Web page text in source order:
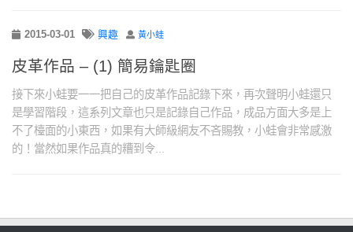
2015-03-01 興趣 黃小蛙
皮革作品 – (1) 簡易鑰匙圈
接下來小蛙要一一把自己的皮革作品記錄下來，再次聲明小蛙還只
是學習階段，這系列文章也只是記錄自己作品，成品方面大多是上
不了檯面的小東西，如果有大師級網友不吝賜教，小蛙會非常感激
的！當然如果作品真的糟到令...